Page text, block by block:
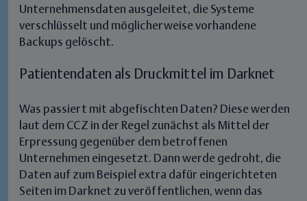
Unternehmensdaten ausgeleitet, die Systeme
verschlüsselt und möglicherweise vorhandene
Backups gelöscht.
Patientendaten als Druckmittel im Darknet
Was passiert mit abgefischten Daten? Diese werden
laut dem CCZ in der Regel zunächst als Mittel der
Erpressung gegenüber dem betroffenen
Unternehmen eingesetzt. Dann werde gedroht, die
Daten auf zum Beispiel extra dafür eingerichteten
Seiten im Darknet zu veröffentlichen, wenn das